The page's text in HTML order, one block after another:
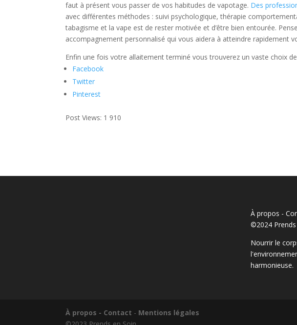
faut à présent vous passer de vos habitudes de vapotage. Des
avec différentes méthodes : suivi psychologique, thérapie
tabagisme et la vape est de rester motivée et d’être bien entourée.
accompagnement personnalisé qui vous aidera à atteindre rapidement
Enfin une fois votre allaitement terminé vous trouverez un vaste choix
Facebook
Twitter
Pinterest
Post Views: 1 910
À propos -
©2024 Prends
Nourrir le
harmonieuse.
À propos - Contact - Mentions légales